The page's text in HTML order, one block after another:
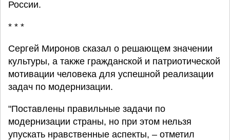
России.
* * *
Сергей Миронов сказал о решающем значении
культуры, а также гражданской и патриотической
мотивации человека для успешной реализации
задач по модернизации.
"Поставлены правильные задачи по
модернизации страны, но при этом нельзя
упускать нравственные аспекты, – отметил